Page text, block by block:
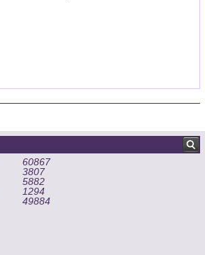
60867
3807
5882
1294
49884